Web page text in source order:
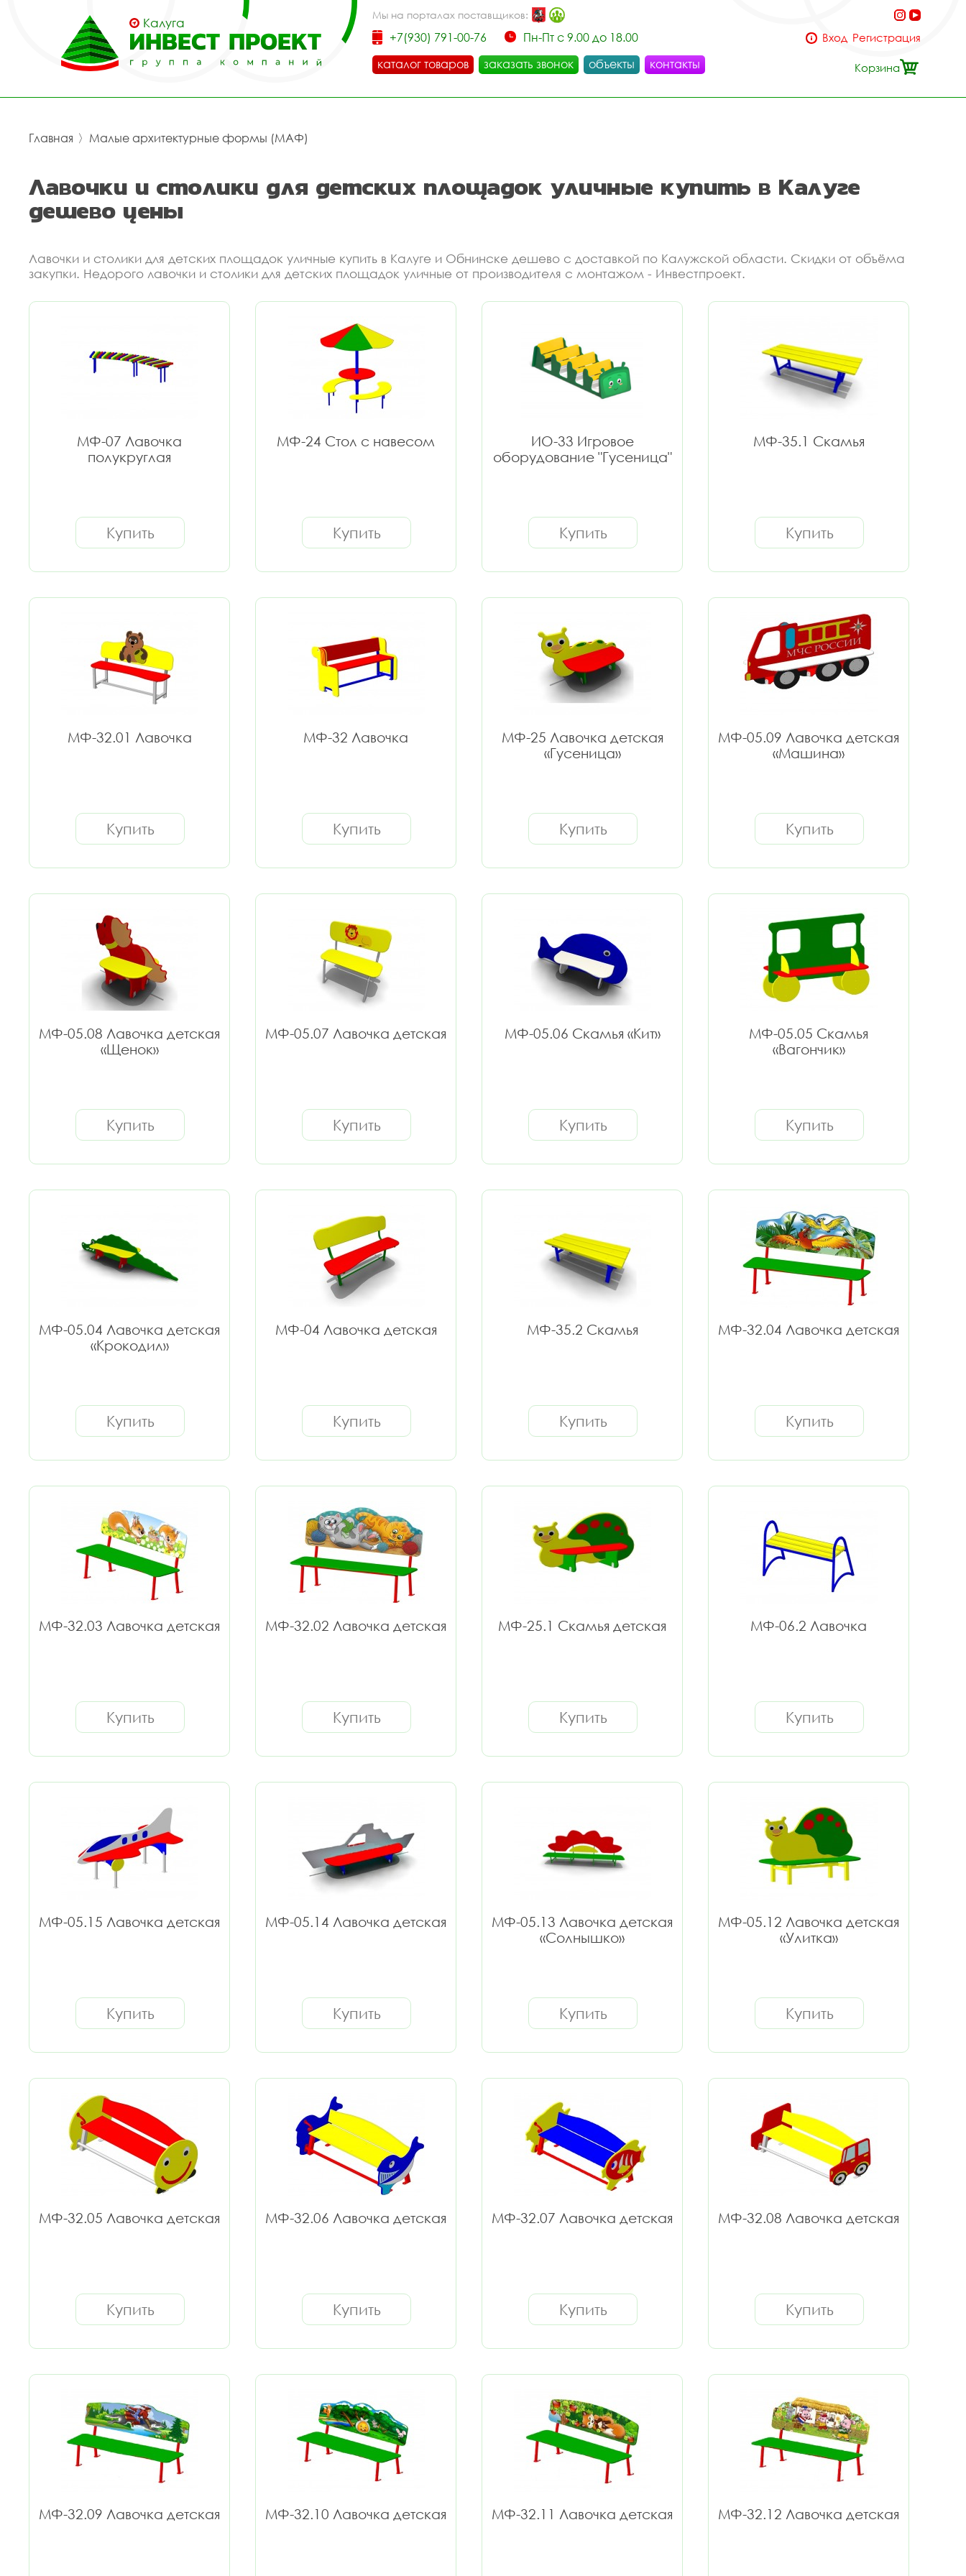
Калуга
Мы на порталах поставщиков:
+7(930) 791-00-76
Пн-Пт с 9.00 до 18.00
каталог товаров
заказать звонок объекты контакты
Вход Регистрация
Корзина
Главная 〉 Малые архитектурные формы (МАФ)
Лавочки и столики для детских площадок уличные купить в Калуге
дешево цены
Лавочки и столики для детских площадок уличные купить в Калуге и Обнинске дешево с доставкой по Калужской области. Скидки от объёма
закупки. Недорого лавочки и столики для детских площадок уличные от производителя с монтажом - Инвестпроект.
МФ-07 Лавочка
полукруглая
Купить
МФ-24 Стол с навесом
Купить
ИО-33 Игровое
оборудование "Гусеница"
Купить
МФ-35.1 Скамья
Купить
МФ-32.01 Лавочка
Купить
МФ-32 Лавочка
Купить
МФ-25 Лавочка детская
«Гусеница»
Купить
МФ-05.09 Лавочка детская
«Машина»
Купить
МФ-05.08 Лавочка детская
«Щенок»
Купить
МФ-05.07 Лавочка детская
Купить
МФ-05.06 Скамья «Кит»
Купить
МФ-05.05 Скамья
«Вагончик»
Купить
МФ-05.04 Лавочка детская
«Крокодил»
Купить
МФ-04 Лавочка детская
Купить
МФ-35.2 Скамья
Купить
МФ-32.04 Лавочка детская
Купить
МФ-32.03 Лавочка детская
Купить
МФ-32.02 Лавочка детская
Купить
МФ-25.1 Скамья детская
Купить
МФ-06.2 Лавочка
Купить
МФ-05.15 Лавочка детская
Купить
МФ-05.14 Лавочка детская
Купить
МФ-05.13 Лавочка детская
«Солнышко»
Купить
МФ-05.12 Лавочка детская
«Улитка»
Купить
МФ-32.05 Лавочка детская
Купить
МФ-32.06 Лавочка детская
Купить
МФ-32.07 Лавочка детская
Купить
МФ-32.08 Лавочка детская
Купить
МФ-32.09 Лавочка детская МФ-32.10 Лавочка детская МФ-32.11 Лавочка детская МФ-32.12 Лавочка детская